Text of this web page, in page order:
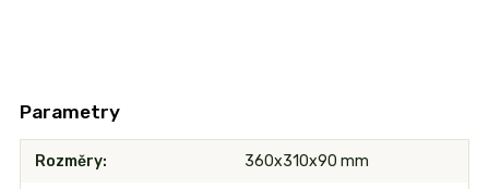
Parametry
Rozměry 360x310x90 mm